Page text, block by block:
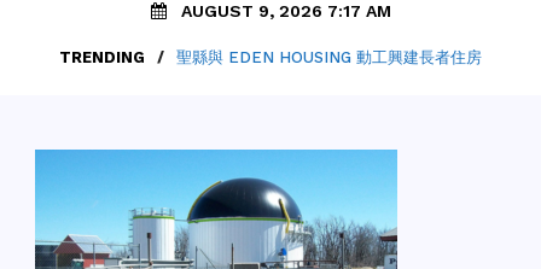
AUGUST 9, 2026 7:17 AM
TRENDING / 聖縣與 EDEN HOUSING 動工興建長者住房